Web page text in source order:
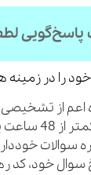
را در